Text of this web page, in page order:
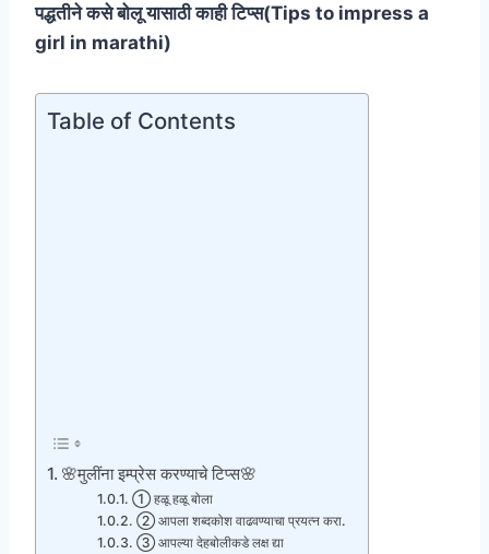
पद्धतीने कसे बोलू यासाठी काही टिप्स(Tips to impress a
girl in marathi)
Table of Contents
🌸मुलींना इम्प्रेस करण्याचे टिप्स🌸
① हळू हळू बोला
② आपला शब्दकोश वाढवण्याचा प्रयत्न करा.
③ आपल्या देहबोलीकडे लक्ष द्या